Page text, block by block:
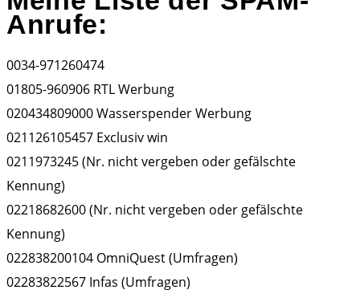
Anrufe:
0034-971260474
01805-960906 RTL Werbung
020434809000 Wasserspender Werbung
021126105457 Exclusiv win
0211973245 (Nr. nicht vergeben oder gefälschte
Kennung)
02218682600 (Nr. nicht vergeben oder gefälschte
Kennung)
022838200104 OmniQuest (Umfragen)
02283822567 Infas (Umfragen)